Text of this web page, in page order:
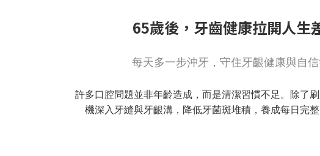
65歲後，牙齒健康拉開人生
每天多一步沖牙，守住牙齦健康與自
許多口腔問題並非年齡造成，而是清潔習慣不足。除了
機深入牙縫與牙齦溝，降低牙菌斑堆積，養成每日完整